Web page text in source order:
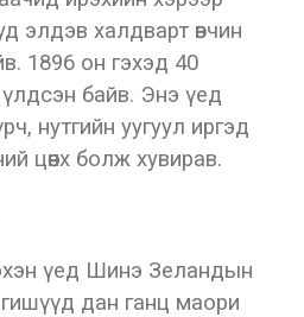
элдэв халдварт өвчин
1896 он гэхэд 40
байв. Энэ үед
нутгийн уугуул иргэд
цөөнх болж хувирав.
үед Шинэ Зеландын
дан ганц маори